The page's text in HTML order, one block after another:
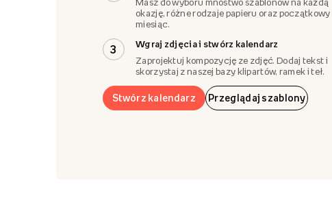
Masz do wyboru mnóstwo szablonów na każdą
okazję, różne rodzaje papieru oraz początkowy
miesiąc.
3
Wgraj zdjęcia i stwórz kalendarz
Zaprojektuj kompozycję ze zdjęć. Dodaj tekst i
skorzystaj z naszej bazy klipartów, ramek i teł.
Stwórz kalendarz Przeglądaj szablony